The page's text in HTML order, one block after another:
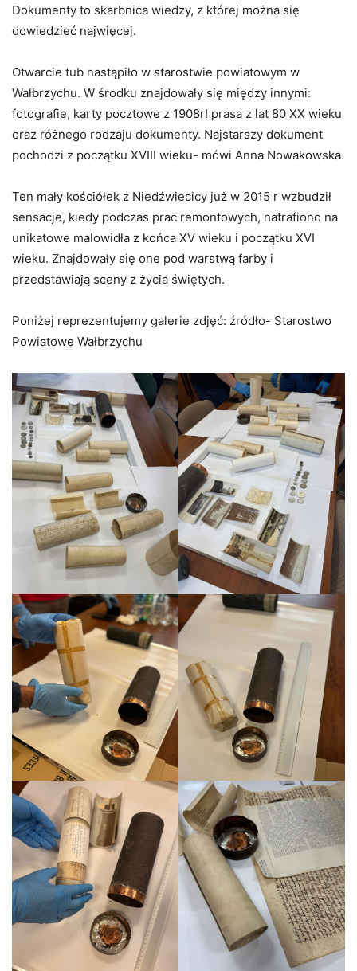
Dokumenty to skarbnica wiedzy, z której można się
dowiedzieć najwięcej.
Otwarcie tub nastąpiło w starostwie powiatowym w
Wałbrzychu. W środku znajdowały się między innymi:
fotografie, karty pocztowe z 1908r! prasa z lat 80 XX wieku
oraz różnego rodzaju dokumenty. Najstarszy dokument
pochodzi z początku XVIII wieku- mówi Anna Nowakowska.
Ten mały kościółek z Niedźwiecicy już w 2015 r wzbudził
sensacje, kiedy podczas prac remontowych, natrafiono na
unikatowe malowidła z końca XV wieku i początku XVI
wieku. Znajdowały się one pod warstwą farby i
przedstawiają sceny z życia świętych.
Poniżej reprezentujemy galerie zdjęć: źródło- Starostwo
Powiatowe Wałbrzychu